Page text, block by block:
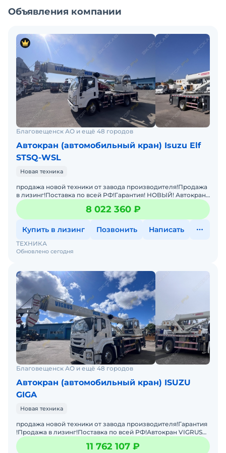
Продажа в лизинг!
Звоните , пишите, обязательно проконсультируем!
Цена с НДС. В наличии. Готова к эксплуатации.
Гарантия 12 месяцев. Заводская гарантия.
Доставка по РФ. Полная документация.
Объявления компании
Благовещенск АО и ещё 48 городов
Автокран (автомобильный кран) Isuzu Elf
STSQ-WSL
Новая техника
продажа новой техники от завода производителя!Продажа
в лизинг!Поставка по всей РФ!Гарантия! НОВЫЙ! Автокран
на шасси ISUZU 4x2 с дизельным двигателем 139 кВт
8 022 360 ₽
Купить в лизинг Позвонить Написать
Обновлено сегодня
ТЕХНИКА
Благовещенск АО и ещё 48 городов
Автокран (автомобильный кран) ISUZU
GIGA
Новая техника
продажа новой техники от завода производителя!Гарантия
!Продажа в лизинг!Поставка по всей РФ!Автокран VIGRUS
SST5183JQZSZA на базе шасси ISUZU с мощностью двиг
11 762 107 ₽